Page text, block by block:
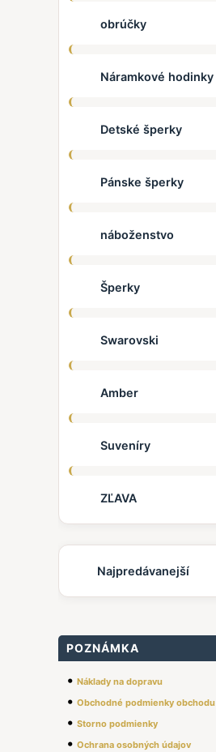
obrúčky
Náramkové hodinky
Detské šperky
Pánske šperky
náboženstvo
Šperky
Swarovski
Amber
Suveníry
ZĽAVA
Najpredávanejší
POZNÁMKA
• Náklady na dopravu
• Obchodné podmienky obchodu
• Storno podmienky
• Ochrana osobných údajov